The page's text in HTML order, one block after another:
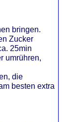
bringen.
Zucker
25min
umrühren,
die
besten extra